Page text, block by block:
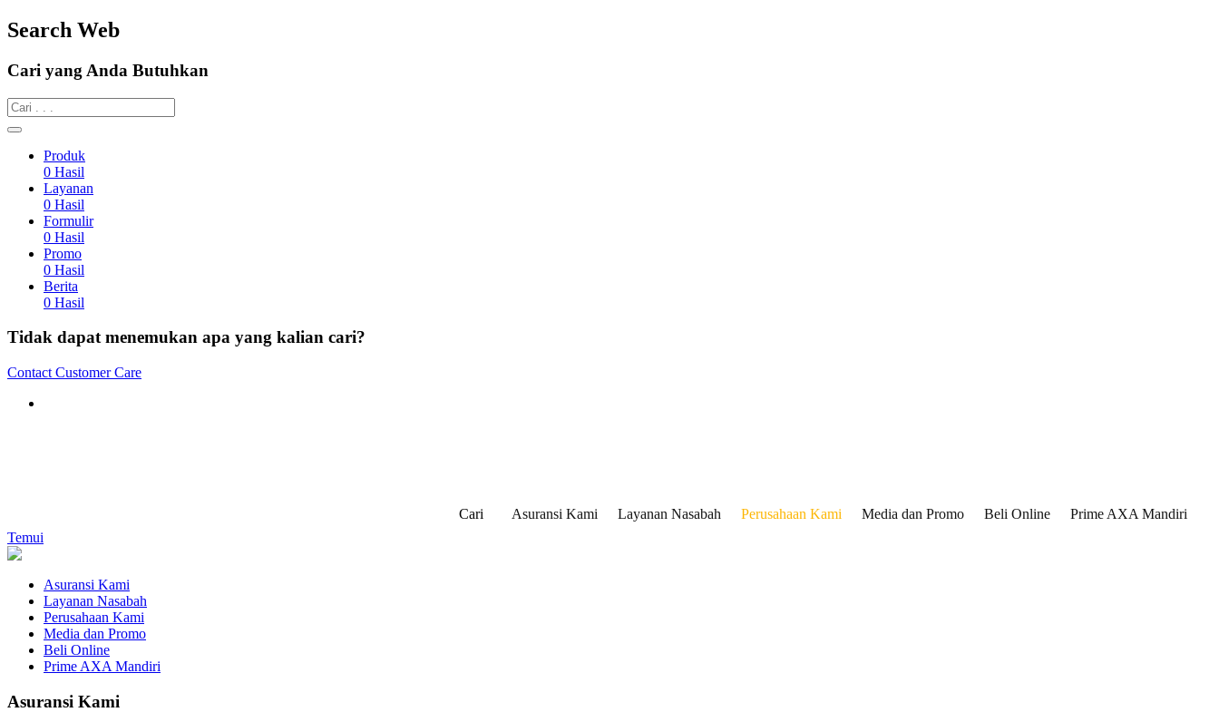
Search Web
Cari yang Anda Butuhkan
Produk
0 Hasil
Layanan
0 Hasil
Formulir
0 Hasil
Promo
0 Hasil
Berita
0 Hasil
Tidak dapat menemukan apa yang kalian cari?
Contact Customer Care
Cari Asuransi Kami Layanan Nasabah Perusahaan Kami Media dan Promo Beli Online
Prime AXA Mandiri
Temui
Asuransi Kami
Layanan Nasabah
Perusahaan Kami
Media dan Promo
Beli Online
Prime AXA Mandiri
Asuransi Kami